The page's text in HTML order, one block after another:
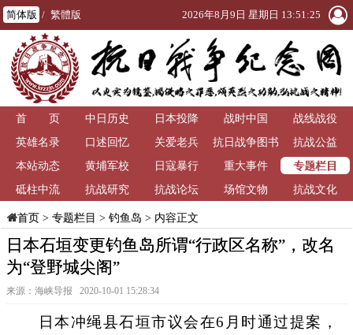
简体版 / 繁體版 2026年8月9日 星期日 13:51:25
首 页 中日历史 日本投降 战时中国
战线战役
英雄名录
口述回忆 关爱老兵
抗日战争图书
馆
抗战公益
本站动态
黄埔军校 日寇暴行 重大事件
专题栏目
砥柱中流
抗战研究 抗战论坛 场馆文物 抗战文化
首页> 专题栏目 > 钓鱼岛 > 内容正文
日本石垣变更钓鱼岛所谓“行政区名称”，改名
为“登野城尖阁”
来源：海峡导报 2020-10-01 15:28:34
日本冲绳县石垣市议会在6月时通过提案，